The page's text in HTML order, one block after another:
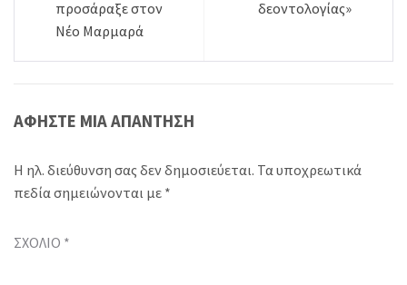
άρθρων
προσάραξε στον
Νέο Μαρμαρά
δεοντολογίας»
ΑΦΉΣΤΕ ΜΙΑ ΑΠΆΝΤΗΣΗ
Η ηλ. διεύθυνση σας δεν δημοσιεύεται. Τα υποχρεωτικά
πεδία σημειώνονται με *
ΣΧΌΛΙΟ *